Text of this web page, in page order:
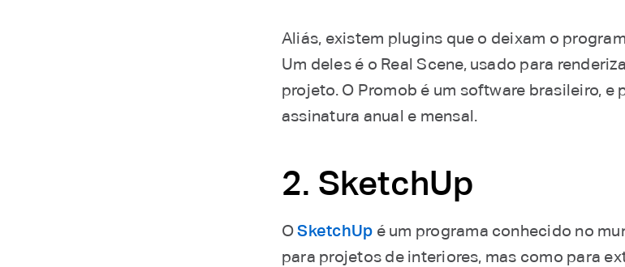
Aliás, existem plugins que o deixam o
Um deles é o Real Scene, usado para
projeto. O Promob é um software brasileiro, e
assinatura anual e mensal.
2. SketchUp
OSketchUp é um programa conhecido no
para projetos de interiores, mas como para